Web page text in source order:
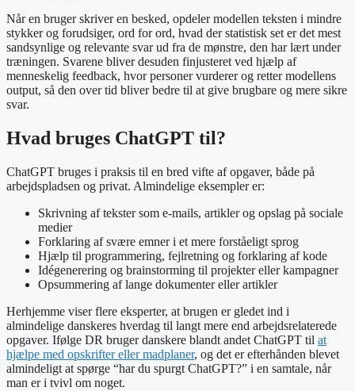
Når en bruger skriver en besked, opdeler modellen teksten i mindre
stykker og forudsiger, ord for ord, hvad der statistisk set er det mest
sandsynlige og relevante svar ud fra de mønstre, den har lært under
træningen. Svarene bliver desuden finjusteret ved hjælp af
menneskelig feedback, hvor personer vurderer og retter modellens
output, så den over tid bliver bedre til at give brugbare og mere sikre
svar.
Hvad bruges ChatGPT til?
ChatGPT bruges i praksis til en bred vifte af opgaver, både på
arbejdspladsen og privat. Almindelige eksempler er:
Skrivning af tekster som e-mails, artikler og opslag på sociale
medier
Forklaring af svære emner i et mere forståeligt sprog
Hjælp til programmering, fejlretning og forklaring af kode
Idégenerering og brainstorming til projekter eller kampagner
Opsummering af lange dokumenter eller artikler
Herhjemme viser flere eksperter, at brugen er gledet ind i
almindelige danskeres hverdag til langt mere end arbejdsrelaterede
opgaver. Ifølge DR bruger danskere blandt andet ChatGPT til at
hjælpe med opskrifter eller madplaner, og det er efterhånden blevet
almindeligt at spørge “har du spurgt ChatGPT?” i en samtale, når
man er i tvivl om noget.